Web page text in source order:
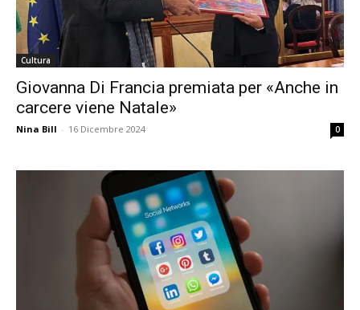
Cultura
Giovanna Di Francia premiata per «Anche in
carcere viene Natale»
Nina Bill - 16 Dicembre 2024 0